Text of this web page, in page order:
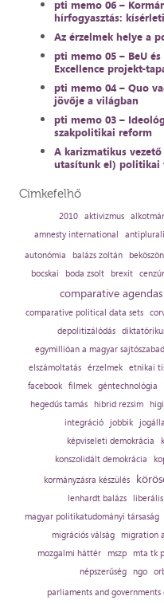
pti memo 06 –
hírfogyasztás:
Az érzelmek helye a
pti memo 05 – BeU
Excellence projekt-
pti memo 04 – Quo
jövője a világban
pti memo 03 –
szakpolitikai reform
A karizmatikus
utasítunk el) politikai
Címkefelhő
2010 aktivizmus
amnesty international
autonómia
balázs zoltán
bocskai boda zsolt brexit
comparative
comparative political data sets
depolitizálódás
egymillióan a magyar
elszámoltatás
érzelmek etnikai
facebook
filmek géntechnológia
hegedűs tamás
hibrid rezsim
integráció
jobbik
képviseleti demokrácia
konszolidált demokrácia
kormányzásra készülés
lenhardt balázs
magyar politikatudományi társaság
migrációs válság
migration
mozgalmi háttér
mszp mta tk
népszerűség
ngo
parliaments and governments